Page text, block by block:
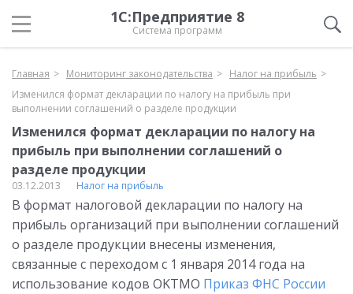
1С:Предприятие 8
Система программ
Главная Мониторинг законодательства
Налог на прибыль
Изменился формат декларации по налогу на прибыль при
выполнении соглашений о разделе продукции
Изменился формат декларации по налогу на
прибыль при выполнении соглашений о
разделе продукции
03.12.2013 Налог на прибыль
В формат налоговой декларации по налогу на
прибыль организаций при выполнении соглашений
о разделе продукции внесены изменения,
связанные с переходом с 1 января 2014 года на
использование кодов OKTMО Приказ ФНС России